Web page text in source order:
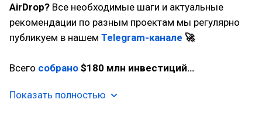
AirDrop? Все необходимые шаги и актуальные
рекомендации по разным проектам мы регулярно
публикуем в нашем Telegram-канале 🚀
Всего собрано $180 млн инвестиций…
Показать полностью